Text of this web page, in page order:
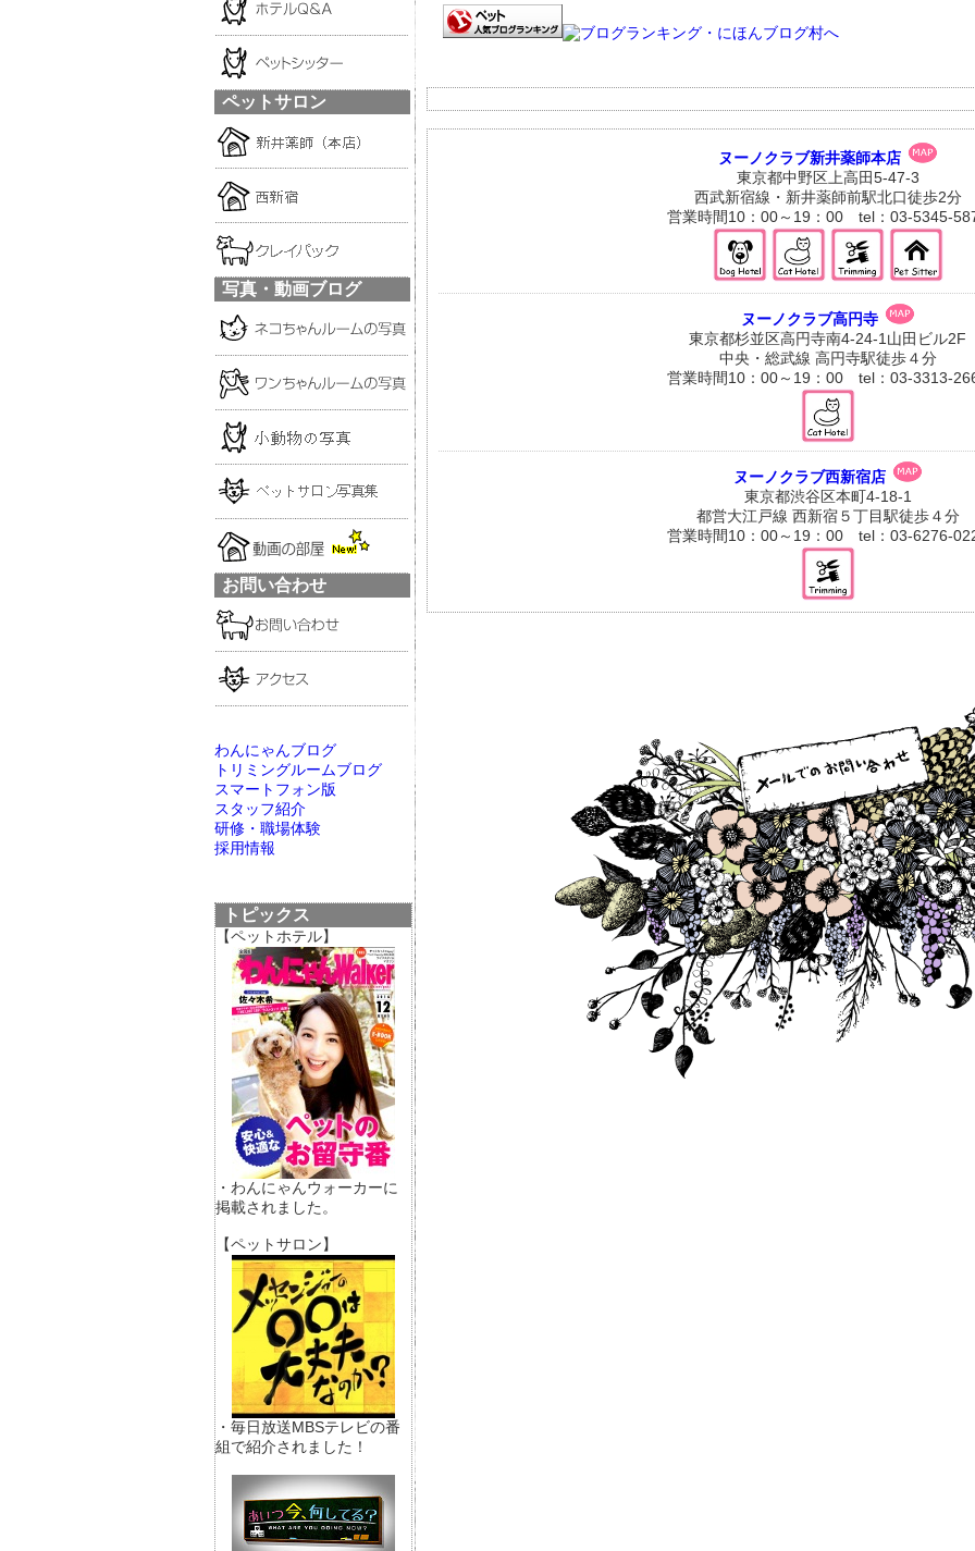
ペットサロン
写真・動画ブログ
お問い合わせ
わんにゃんブログ
トリミングルームブログ
スマートフォン版
スタッフ紹介
研修・職場体験
採用情報
トピックス
【ペットホテル】
・わんにゃんウォーカーに
掲載されました。
【ペットサロン】
・毎日放送MBSテレビの番
組で紹介されました！
ヌーノクラブ新井薬師本店
東京都中野区上高田5-47-3
西武新宿線・新井薬師前駅北口徒歩2分
営業時間10：00～19：00 tel：03-5345-
ヌーノクラブ高円寺
東京都杉並区高円寺南4-24-1山田ビル2F
中央・総武線 高円寺駅徒歩４分
営業時間10：00～19：00 tel：03-3313-
ヌーノクラブ西新宿店
東京都渋谷区本町4-18-1
都営大江戸線 西新宿５丁目駅徒歩４分
営業時間10：00～19：00 tel：03-6276-